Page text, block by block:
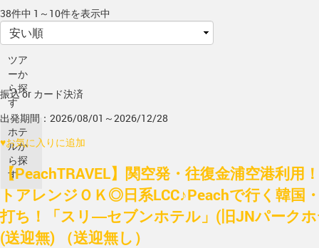
38件中 1～10件を表示中
ツア
ーか
ら探
す
ホテ
ルか
ら探
す
振込 or カード決済
出発期間：2026/08/01～2026/12/28
♥お気に入りに追加
【PeachTRAVEL】関空発・往復金浦空港利用
トアレンジＯＫ◎日系LCC♪Peachで行く韓国
打ち！「スリ―セブンホテル」(旧JNパーク
(送迎無) （送迎無し）